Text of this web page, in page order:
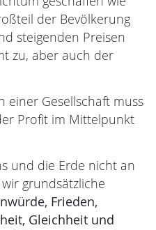
der Bevölkerung
steigenden Preisen
zu, aber auch der
einer Gesellschaft muss
Profit im Mittelpunkt
und die Erde nicht an
grundsätzliche
Frieden,
Gleichheit und